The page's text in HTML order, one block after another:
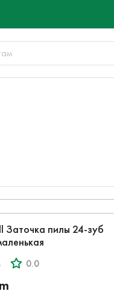
Заточка пилы 24-зуб
0.0